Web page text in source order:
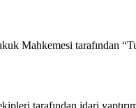
Mahkemesi tarafından
tarafından idari